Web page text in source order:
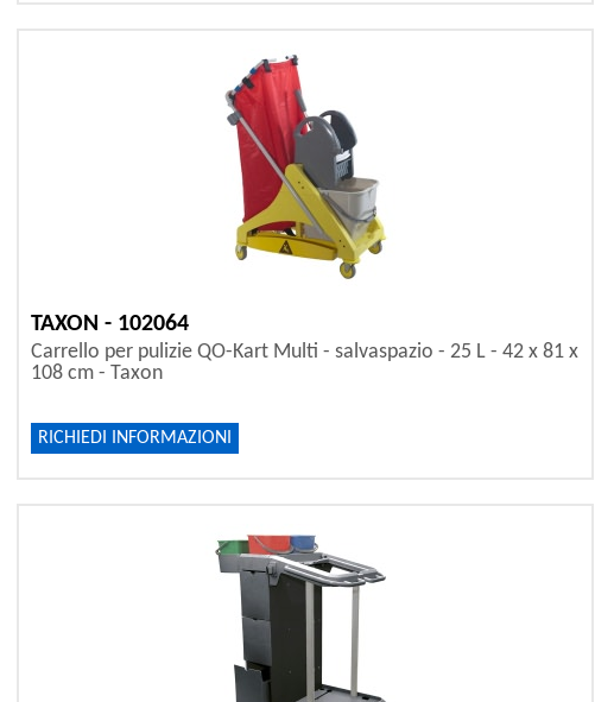
TAXON - 102064
Carrello per pulizie QO-Kart Multi - salvaspazio - 25 L - 42 x 81 x
108 cm - Taxon
RICHIEDI INFORMAZIONI